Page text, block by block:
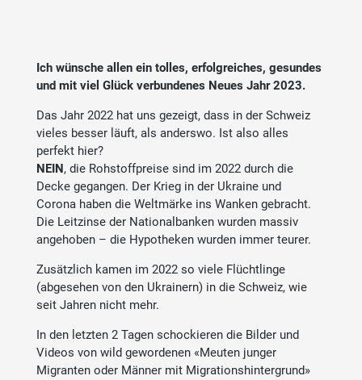
Ich wünsche allen ein tolles, erfolgreiches, gesundes
und mit viel Glück verbundenes Neues Jahr 2023.
Das Jahr 2022 hat uns gezeigt, dass in der Schweiz
vieles besser läuft, als anderswo. Ist also alles
perfekt hier?
NEIN, die Rohstoffpreise sind im 2022 durch die
Decke gegangen. Der Krieg in der Ukraine und
Corona haben die Weltmärke ins Wanken gebracht.
Die Leitzinse der Nationalbanken wurden massiv
angehoben – die Hypotheken wurden immer teurer.
Zusätzlich kamen im 2022 so viele Flüchtlinge
(abgesehen von den Ukrainern) in die Schweiz, wie
seit Jahren nicht mehr.
In den letzten 2 Tagen schockieren die Bilder und
Videos von wild gewordenen «Meuten junger
Migranten oder Männer mit Migrationshintergrund»